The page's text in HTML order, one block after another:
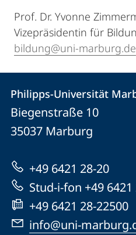
Prof. Dr. Yvonne
Vizepräsidentin für
bildung@uni-marburg.de
Kontakt
und
Informationen
zur
Website
Philipps-
Universität
Philipps-Universität
Biegenstraße 10
35037 Marburg
+49 6421 28-20
Stud-i-fon +49 6421
+49 6421 28-22500
info@uni-